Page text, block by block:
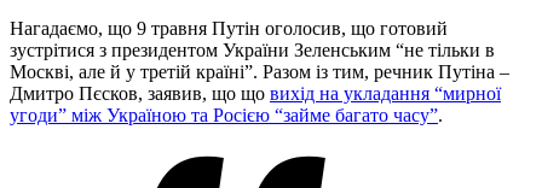
Нагадаємо, що 9 травня Путін оголосив, що готовий
зустрітися з президентом України Зеленським “не тільки в
Москві, але й у третій країні”. Разом із тим, речник Путіна –
Дмитро Пєсков, заявив, що що вихід на укладання “мирної
угоди” між Україною та Росією “займе багато часу”.